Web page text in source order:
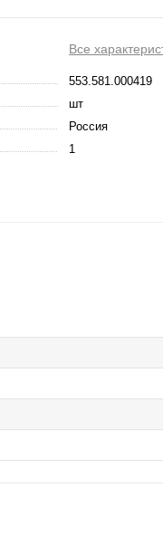
Все
553.581.000419
шт
Россия
1